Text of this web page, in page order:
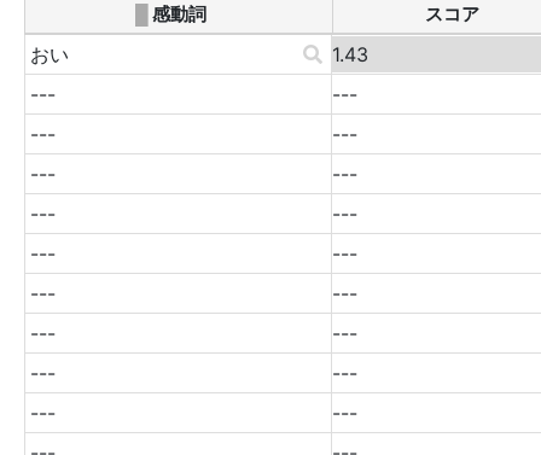
感動詞 スコア
おい
1.43
---
---
---
---
---
---
---
---
---
---
---
---
---
---
---
---
---
---